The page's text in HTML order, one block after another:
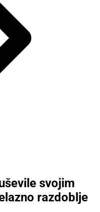
svojim
razdoblje